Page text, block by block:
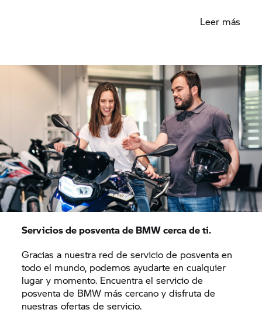
Leer más
Servicios de posventa de BMW cerca de ti.
Gracias a nuestra red de servicio de posventa en
todo el mundo, podemos ayudarte en cualquier
lugar y momento. Encuentra el servicio de
posventa de BMW más cercano y disfruta de
nuestras ofertas de servicio.